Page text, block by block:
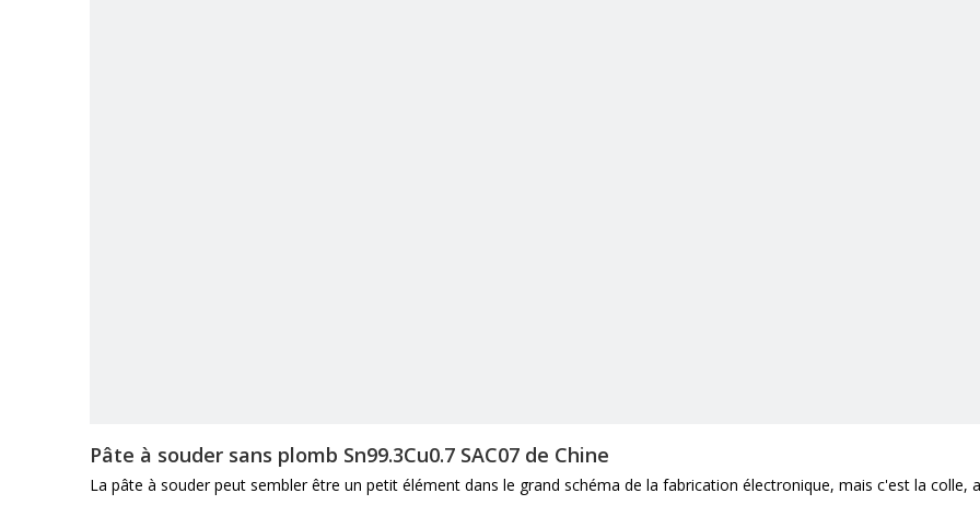
Pâte à souder sans plomb Sn99.3Cu0.7 SAC07 de Chine
La pâte à souder peut sembler être un petit élément dans le grand schéma de la fabrication électronique, mais c'est la